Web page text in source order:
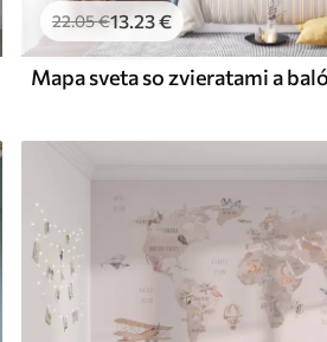
22.05€13.23€